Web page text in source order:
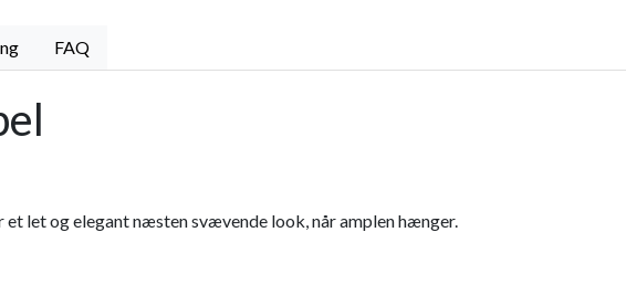
FAQ
let og elegant næsten svævende look, når amplen hænger.